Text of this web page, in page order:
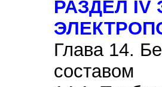
РАЗДЕЛ
Глава 14.
составом